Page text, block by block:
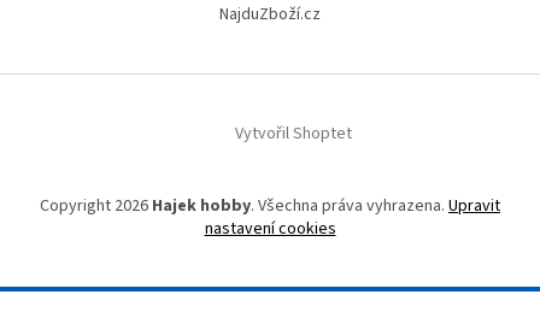
NajduZboží.cz
Vytvořil Shoptet
Copyright 2026 Hajek hobby. Všechna práva vyhrazena. Upravit
nastavení cookies